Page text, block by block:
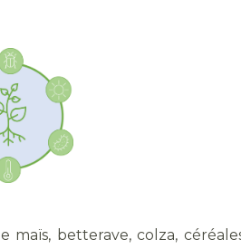
betterave, colza,